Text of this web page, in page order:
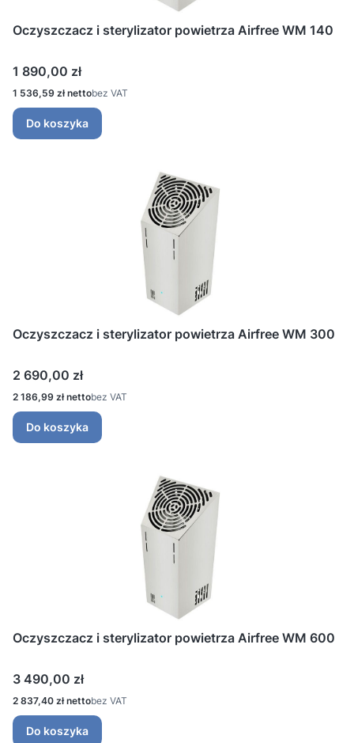
Oczyszczacz i sterylizator powietrza Airfree WM 140
Cena
1 890,00 zł
Cena
1 536,59 zł bez VAT
Do koszyka
Oczyszczacz i sterylizator powietrza Airfree WM 300
Cena
2 690,00 zł
Cena
2 186,99 zł bez VAT
Do koszyka
Oczyszczacz i sterylizator powietrza Airfree WM 600
Cena
3 490,00 zł
Cena
2 837,40 zł bez VAT
Do koszyka